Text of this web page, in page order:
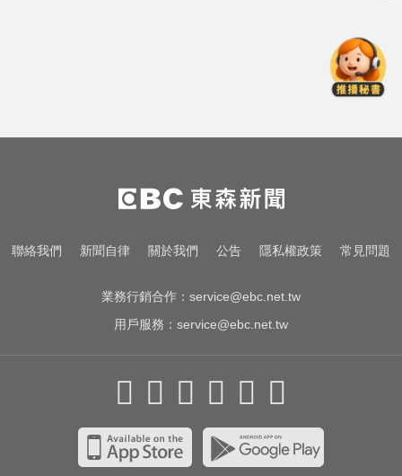
北部「紫到發白」
南韓熱浪19死！ 總統李在明宣布：
列國家災難
泰女公務員精緻妝容爆紅 怒嗆網
聯絡我們 新聞自律 關於我們 公告 隱私權政策 常見問題
業務行銷合作： service@ebc.net.tw
用戶服務： service@ebc.net.tw